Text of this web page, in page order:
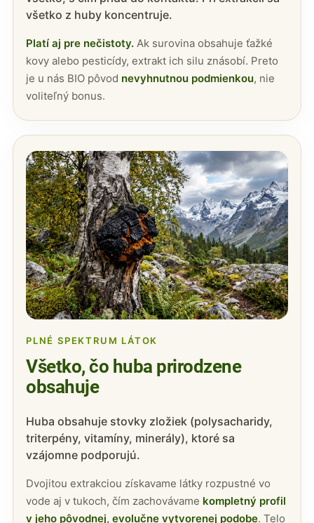
všetko z huby koncentruje.
Platí aj pre nečistoty. Ak surovina obsahuje ťažké
kovy alebo pesticídy, extrakt ich silu znásobí. Preto
je u nás BIO pôvod nevyhnutnou podmienkou, nie
voliteľný bonus.
PLNÉ SPEKTRUM LÁTOK
Všetko, čo huba prirodzene
obsahuje
Huba obsahuje stovky zložiek (polysacharidy,
triterpény, vitamíny, minerály), ktoré sa
vzájomne podporujú.
Dvojitou extrakciou získavame látky rozpustné vo
vode aj v tukoch, čím zachovávame kompletný profil
v jeho pôvodnej, evolučne vytvorenej podobe. Telo